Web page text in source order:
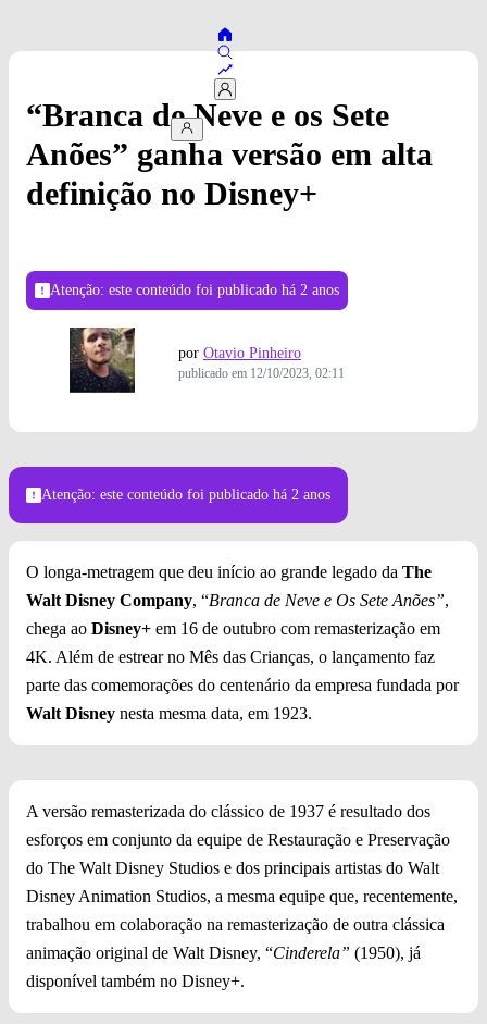
“Branca de Neve e os Sete
Anões” ganha versão em alta
definição no Disney+
Atenção: este conteúdo foi publicado há 2 anos
por Otavio Pinheiro
publicado em 12/10/2023, 02:11
Atenção: este conteúdo foi publicado há 2 anos
O longa-metragem que deu início ao grande legado da The
Walt Disney Company, “Branca de Neve e Os Sete Anões”,
chega ao Disney+ em 16 de outubro com remasterização em
4K. Além de estrear no Mês das Crianças, o lançamento faz
parte das comemorações do centenário da empresa fundada por
Walt Disney nesta mesma data, em 1923.
A versão remasterizada do clássico de 1937 é resultado dos
esforços em conjunto da equipe de Restauração e Preservação
do The Walt Disney Studios e dos principais artistas do Walt
Disney Animation Studios, a mesma equipe que, recentemente,
trabalhou em colaboração na remasterização de outra clássica
animação original de Walt Disney, “Cinderela” (1950), já
disponível também no Disney+.